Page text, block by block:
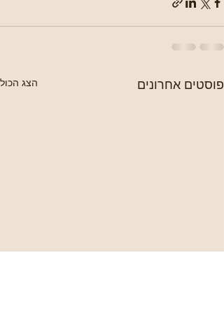
פוסטים אחרונים הצג הכול